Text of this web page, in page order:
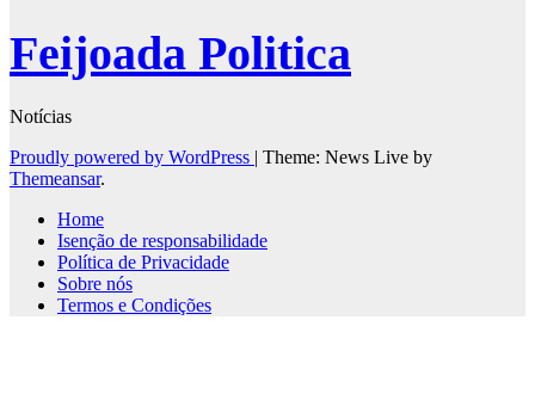
Feijoada Politica
Notícias
Proudly powered by WordPress | Theme: News Live by
Themeansar.
Home
Isenção de responsabilidade
Política de Privacidade
Sobre nós
Termos e Condições